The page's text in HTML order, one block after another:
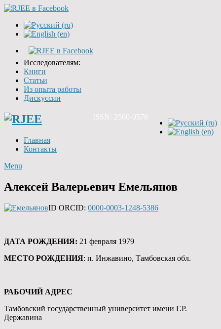
Исследователям:
Книги
Статьи
Из опыта работы
Дискуссии
ISSN: 2500-0578
Главная
Контакты
Menu
Алексей Валерьевич Емельянов
ID ORCID: 0000-0003-1248-5386
ДАТА РОЖДЕНИЯ: 21 февраля 1979
МЕСТО РОЖДЕНИЯ: п. Инжавино, Тамбовская обл.
РАБОЧИЙ АДРЕС
Тамбовский государственный университет имени Г.Р.
Державина